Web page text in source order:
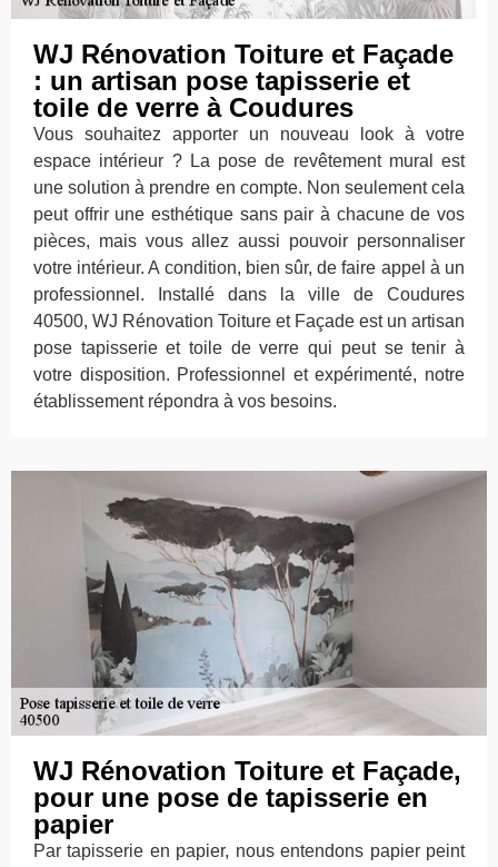
WJ Rénovation Toiture et Façade
: un artisan pose tapisserie et
toile de verre à Coudures
Vous souhaitez apporter un nouveau look à votre
espace intérieur ? La pose de revêtement mural est
une solution à prendre en compte. Non seulement cela
peut offrir une esthétique sans pair à chacune de vos
pièces, mais vous allez aussi pouvoir personnaliser
votre intérieur. A condition, bien sûr, de faire appel à un
professionnel. Installé dans la ville de Coudures
40500, WJ Rénovation Toiture et Façade est un artisan
pose tapisserie et toile de verre qui peut se tenir à
votre disposition. Professionnel et expérimenté, notre
établissement répondra à vos besoins.
WJ Rénovation Toiture et Façade,
pour une pose de tapisserie en
papier
Par tapisserie en papier, nous entendons papier peint